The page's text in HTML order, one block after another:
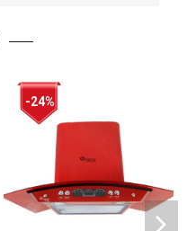
-24%